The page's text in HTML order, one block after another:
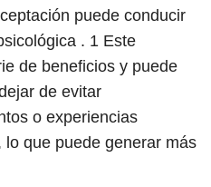
puede conducir
. 1 Este
de beneficios y puede
de evitar
o experiencias
que puede generar más